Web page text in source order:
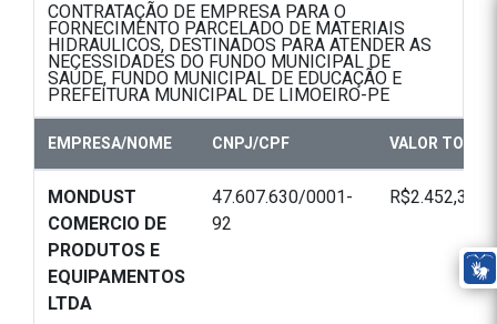
CONTRATAÇÃO DE EMPRESA PARA O
FORNECIMENTO PARCELADO DE MATERIAIS
HIDRAULICOS, DESTINADOS PARA ATENDER AS
NECESSIDADES DO FUNDO MUNICIPAL DE
SAÚDE, FUNDO MUNICIPAL DE EDUCAÇÃO E
PREFEITURA MUNICIPAL DE LIMOEIRO-PE
EMPRESA/NOME CNPJ/CPF VALOR TOTAL
MONDUST
COMERCIO DE
PRODUTOS E
EQUIPAMENTOS
LTDA
47.607.630/0001-
92
R$2.452,30